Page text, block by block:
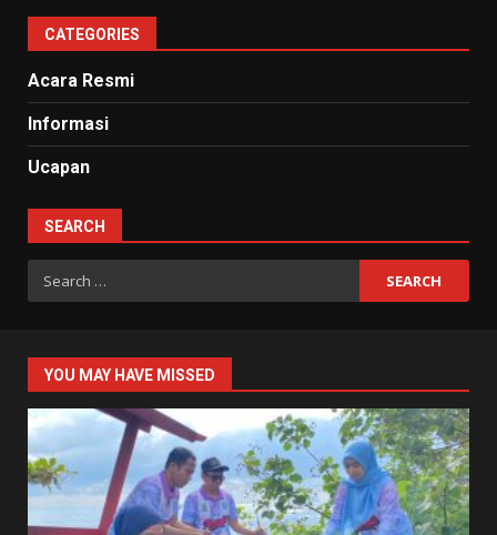
CATEGORIES
Acara Resmi
Informasi
Ucapan
SEARCH
Search
for:
YOU MAY HAVE MISSED